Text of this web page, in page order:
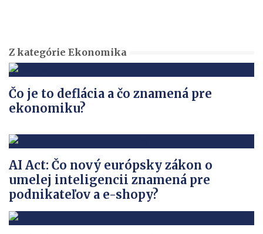
Z kategórie Ekonomika
Čo je to deflácia a čo znamená pre
ekonomiku?
AI Act: Čo nový európsky zákon o
umelej inteligencii znamená pre
podnikateľov a e-shopy?